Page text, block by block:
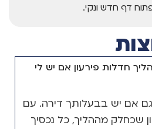
דף חדש ונקי.
חדלות פירעון אם יש לי
גם אם יש בבעלותך דירה. עם
שכחלק מההליך, כל נכסיך